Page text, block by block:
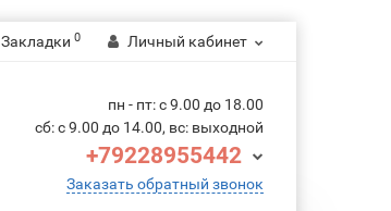
Закладки 0 Личный кабинет
пн - пт: с 9.00 до 18.00
сб: с 9.00 до 14.00, вс: выходной
+79228955442
Заказать обратный звонок